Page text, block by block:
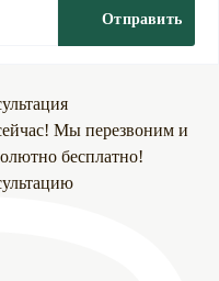
Отправить
Мы перезвоним и
бесплатно!